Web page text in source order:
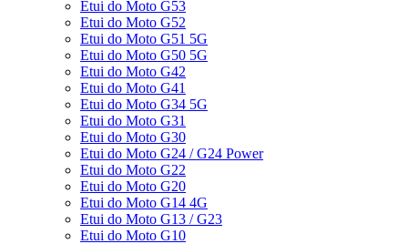
Etui do Moto G53
Etui do Moto G52
Etui do Moto G51 5G
Etui do Moto G50 5G
Etui do Moto G42
Etui do Moto G41
Etui do Moto G34 5G
Etui do Moto G31
Etui do Moto G30
Etui do Moto G24 / G24 Power
Etui do Moto G22
Etui do Moto G20
Etui do Moto G14 4G
Etui do Moto G13 / G23
Etui do Moto G10